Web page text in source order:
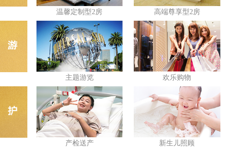
温馨定制型2房 高端尊享型2房
主题游览 欢乐购物
产检送产 新生儿照顾